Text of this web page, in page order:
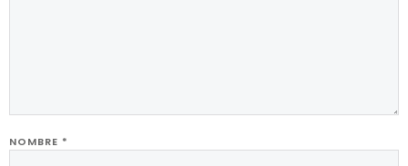
NOMBRE *